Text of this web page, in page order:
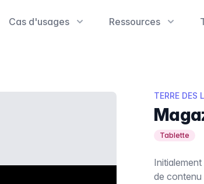
Cas d'usages Ressources
TERRE DES
Tablette
de contenu